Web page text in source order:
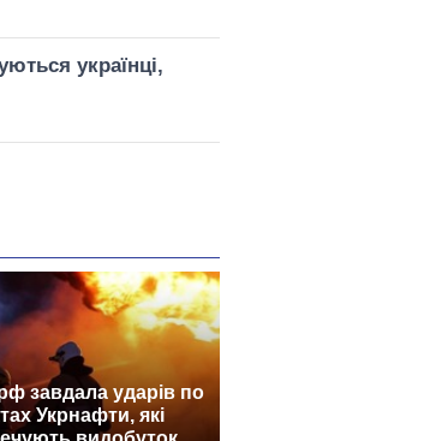
українці,
завдала ударів по
Укрнафти, які